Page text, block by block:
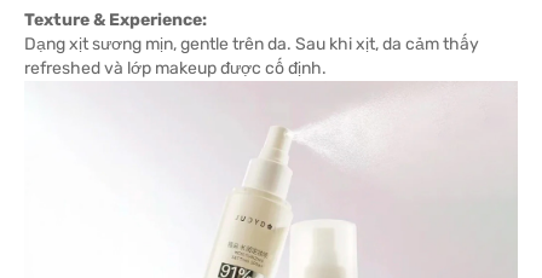
Texture & Experience:
Dạng xịt sương mịn, gentle trên da. Sau khi xịt, da cảm thấy
refreshed và lớp makeup được cố định.